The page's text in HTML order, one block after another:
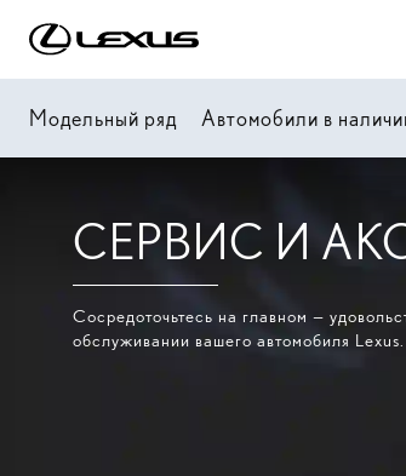
Модельный ряд Автомобили в
СЕРВИС И
Сосредоточьтесь на главном —
обслуживании вашего автомобиля Lexus.